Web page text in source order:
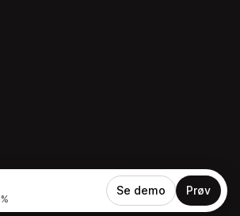
Se demo Prøv